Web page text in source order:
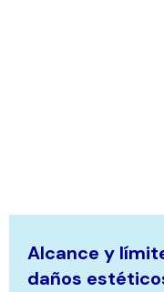
Alcance y
daños